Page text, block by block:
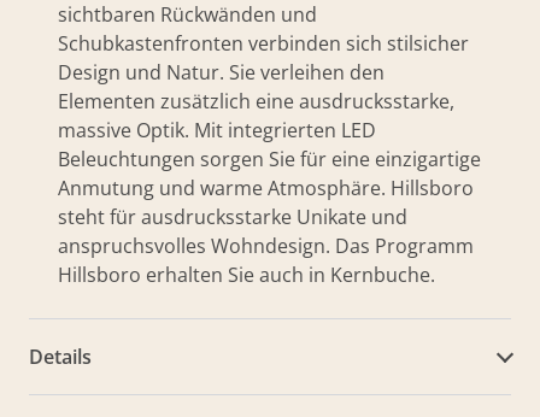
sichtbaren Rückwänden und
Schubkastenfronten verbinden sich stilsicher
Design und Natur. Sie verleihen den
Elementen zusätzlich eine ausdrucksstarke,
massive Optik. Mit integrierten LED
Beleuchtungen sorgen Sie für eine einzigartige
Anmutung und warme Atmosphäre. Hillsboro
steht für ausdrucksstarke Unikate und
anspruchsvolles Wohndesign. Das Programm
Hillsboro erhalten Sie auch in Kernbuche.
Details